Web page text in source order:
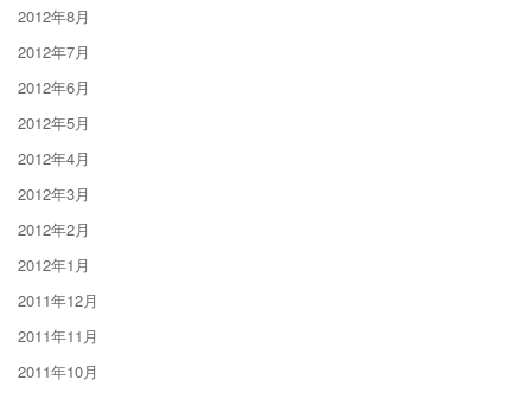
2012年8月
2012年7月
2012年6月
2012年5月
2012年4月
2012年3月
2012年2月
2012年1月
2011年12月
2011年11月
2011年10月